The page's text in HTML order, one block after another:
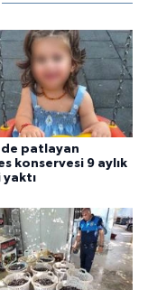
patlayan
konservesi 9 aylık